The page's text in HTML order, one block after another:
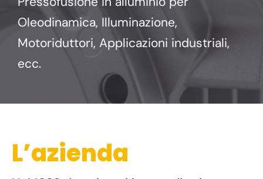
Oleodinamica, Illuminazione,
Motoriduttori, Applicazioni industriali,
ecc.
L’azienda